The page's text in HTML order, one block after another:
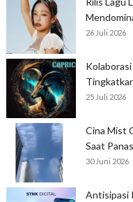
26 Juli 2026
25 Juli 2026
Cina Mist
Saat
30 Juni 2026
Antisipasi